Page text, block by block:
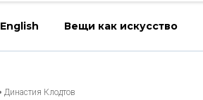
English Вещи как искусство
Династия Клодтов